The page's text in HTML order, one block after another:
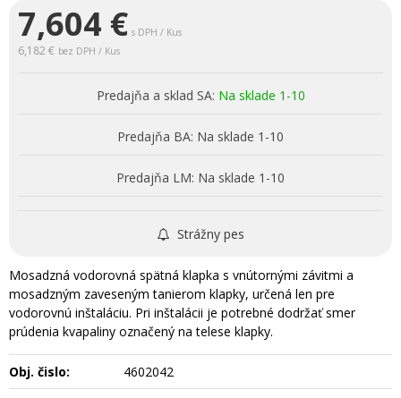
7,604 € s DPH / Kus
6,182 € bez DPH / Kus
Predajňa a sklad SA: Na sklade 1-10
Predajňa BA: Na sklade 1-10
Predajňa LM: Na sklade 1-10
Strážny pes
Mosadzná vodorovná spätná klapka s vnútornými závitmi a
mosadzným zaveseným tanierom klapky, určená len pre
vodorovnú inštaláciu. Pri inštalácii je potrebné dodržať smer
prúdenia kvapaliny označený na telese klapky.
Obj. čislo:
4602042